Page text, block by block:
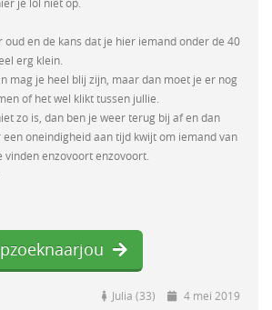
je lol niet op.
oud en de kans dat je hier iemand onder de 40
erg klein.
mag je heel blij zijn, maar dan moet je er nog
of het wel klikt tussen jullie.
zo is, dan ben je weer terug bij af en dan
een oneindigheid aan tijd kwijt om iemand van
vinden enzovoort enzovoort.
Julia (33) 4 mei 2019